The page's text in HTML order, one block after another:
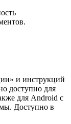
и инструкций
доступно для
для Android с
Доступно в